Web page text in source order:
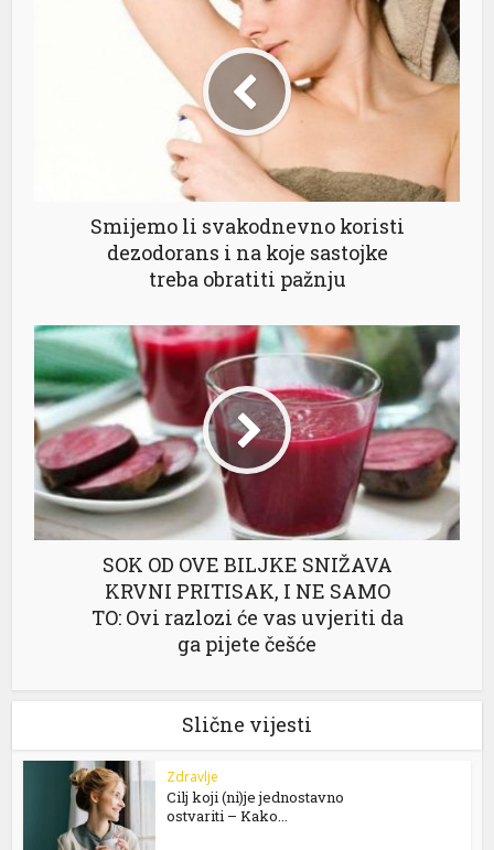
Smijemo li svakodnevno koristi
dezodorans i na koje sastojke
treba obratiti pažnju
SOK OD OVE BILJKE SNIŽAVA
KRVNI PRITISAK, I NE SAMO
TO: Ovi razlozi će vas uvjeriti da
ga pijete češće
Slične vijesti
Zdravlje
Cilj koji (ni)je jednostavno
ostvariti – Kako...